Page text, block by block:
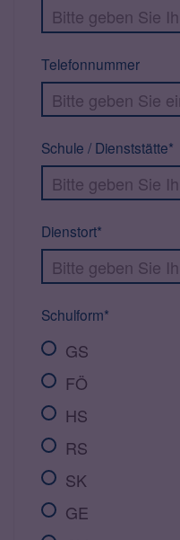
Telefonnummer
Schule / Dienststätte*
Dienstort*
Schulform*
GS
FÖ
HS
RS
SK
GE